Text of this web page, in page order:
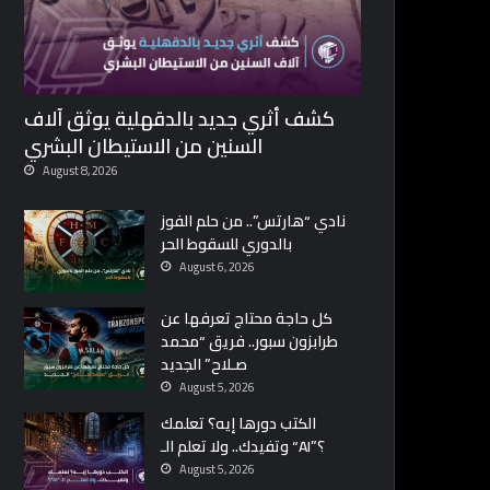
كشف أثري جديد بالدقهلية يوثق آلاف
السنين من الاستيطان البشري
August 8, 2026
نادي “هارتس”.. من حلم الفوز
بالدوري للسقوط الحر
August 6, 2026
كل حاجة محتاج تعرفها عن
طرابزون سبور.. فريق “محمد
صـلاح” الجديد
August 5, 2026
الكتب دورها إيه؟ تعلمك
وتفيدك.. ولا تعلم الـ “AI”؟
August 5, 2026